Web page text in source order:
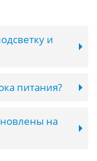
и
питания?
на